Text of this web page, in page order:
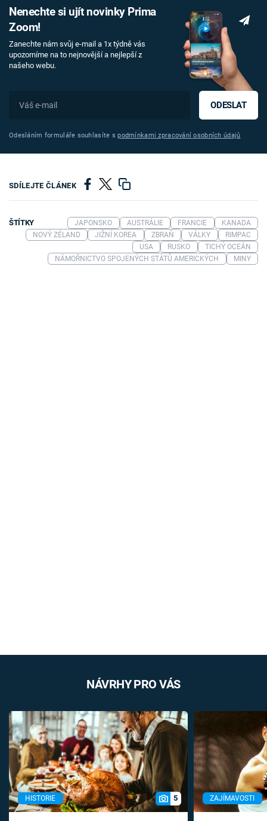
Nenechte si ujít novinky Prima
Zoom!
Zanechte nám svůj e-mail a 1x týdně vás
upozorníme na to nejnovější a nejlepší z
našeho webu.
ODESLAT
Odesláním formuláře souhlasíte spodmínkami zpracování osobních údajů
SDÍLEJTE ČLÁNEK
ŠTÍTKY JAPONSKO AUSTRÁLIE FRANCIE
KANADA
NOVÝ ZÉLAND
JIŽNÍ KOREA ZBRAŇ VÁLKY
RIMPAC
USA
RUSKO
TICHÝ OCEÁN
NÁMOŘNICTVO SPOJENÝCH STÁTŮ AMERICKÝCH
MINY
NÁVRHY PRO VÁS
HISTORIE 5 ZAJÍMAVOSTI